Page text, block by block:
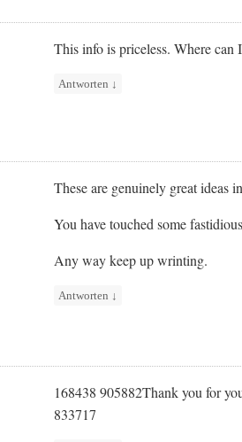
This info is priceless. Where can
Antworten ↓
These are genuinely great ideas
You have touched some
Any way keep up wrinting.
Antworten ↓
168438 905882Thank you for
833717